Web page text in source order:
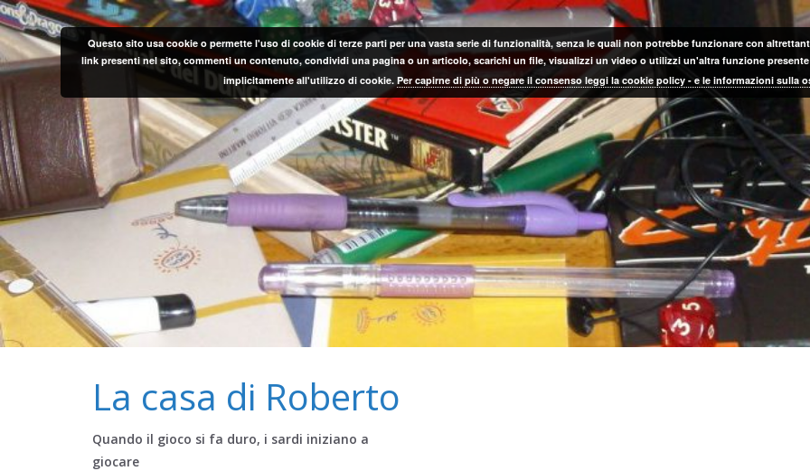
Salta
al
contenuto
La casa di Roberto
Quando il gioco si fa duro, i sardi iniziano a
giocare
Questo sito usa cookie o permette l'uso di cookie di terze parti per una vasta serie di funzionalità, senza le quali non potrebbe funzionare con
link presenti nel sito, commenti un contenuto, condividi una pagina o un articolo, scarichi un file, visualizzi un video o utilizzi un'altra funzione
implicitamente all'utilizzo di cookie. Per capirne di più o negare il consenso leggi la cookie policy - e le informazioni sulla